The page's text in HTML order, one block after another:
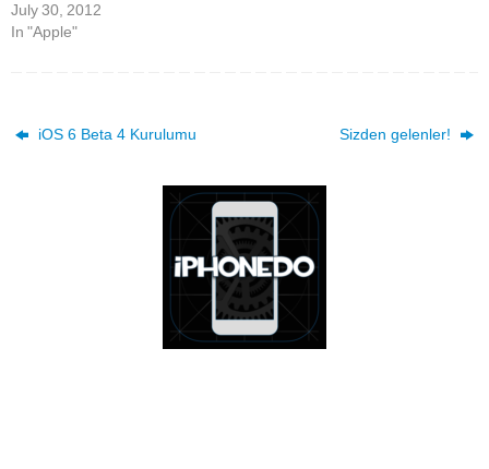
July 30, 2012
In "Apple"
iOS 6 Beta 4 Kurulumu Sizden gelenler!